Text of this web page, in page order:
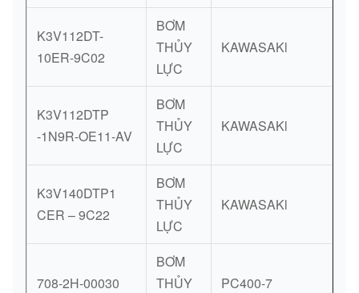
K3V112DT-
10ER-9C02
BƠM
THỦY
LỰC
KAWASAKl
K3V112DTP
-1N9R-OE11-AV
BƠM
THỦY
LỰC
KAWASAKl
K3V140DTP1
CER – 9C22
BƠM
THỦY
LỰC
KAWASAKl
708-2H-00030
BƠM
THỦY
PC400-7